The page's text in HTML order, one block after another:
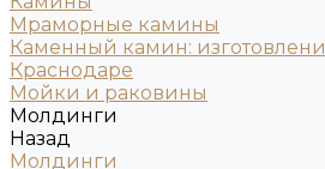
Мраморные камины
Каменный камин:
Краснодаре
Мойки и раковины
Молдинги
Назад
Молдинги